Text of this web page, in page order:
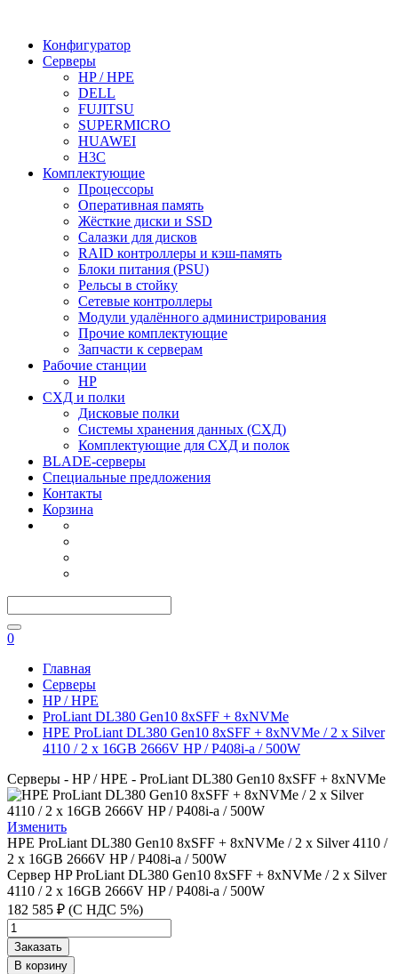
Конфигуратор
Серверы
HP / HPE
DELL
FUJITSU
SUPERMICRO
HUAWEI
H3C
Комплектующие
Процессоры
Оперативная память
Жёсткие диски и SSD
Салазки для дисков
RAID контроллеры и кэш-память
Блоки питания (PSU)
Рельсы в стойку
Сетевые контроллеры
Модули удалённого администрирования
Прочие комплектующие
Запчасти к серверам
Рабочие станции
HP
СХД и полки
Дисковые полки
Системы хранения данных (СХД)
Комплектующие для СХД и полок
BLADE-серверы
Специальные предложения
Контакты
Корзина
0
Главная
Серверы
HP / HPE
ProLiant DL380 Gen10 8xSFF + 8xNVMe
HPE ProLiant DL380 Gen10 8xSFF + 8xNVMe / 2 x Silver
4110 / 2 x 16GB 2666V HP / P408i-a / 500W
Серверы - HP / HPE - ProLiant DL380 Gen10 8xSFF + 8xNVMe
Изменить
HPE ProLiant DL380 Gen10 8xSFF + 8xNVMe / 2 x Silver 4110 /
2 x 16GB 2666V HP / P408i-a / 500W
Сервер HP ProLiant DL380 Gen10 8xSFF + 8xNVMe / 2 x Silver
4110 / 2 x 16GB 2666V HP / P408i-a / 500W
182 585 ₽ (С НДС 5%)
Заказать
В корзину